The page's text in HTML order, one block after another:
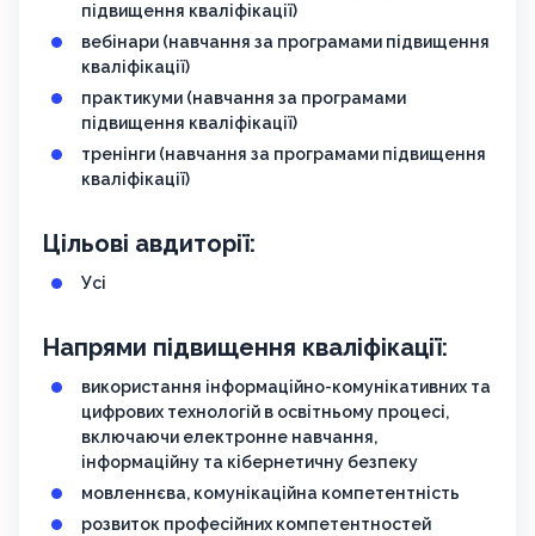
підвищення кваліфікації)
вебінари (навчання за програмами підвищення
кваліфікації)
практикуми (навчання за програмами
підвищення кваліфікації)
тренінги (навчання за програмами підвищення
кваліфікації)
Цільові авдиторії:
Усі
Напрями підвищення кваліфікації:
використання інформаційно-комунікативних та
цифрових технологій в освітньому процесі,
включаючи електронне навчання,
інформаційну та кібернетичну безпеку
мовленнєва, комунікаційна компетентність
розвиток професійних компетентностей